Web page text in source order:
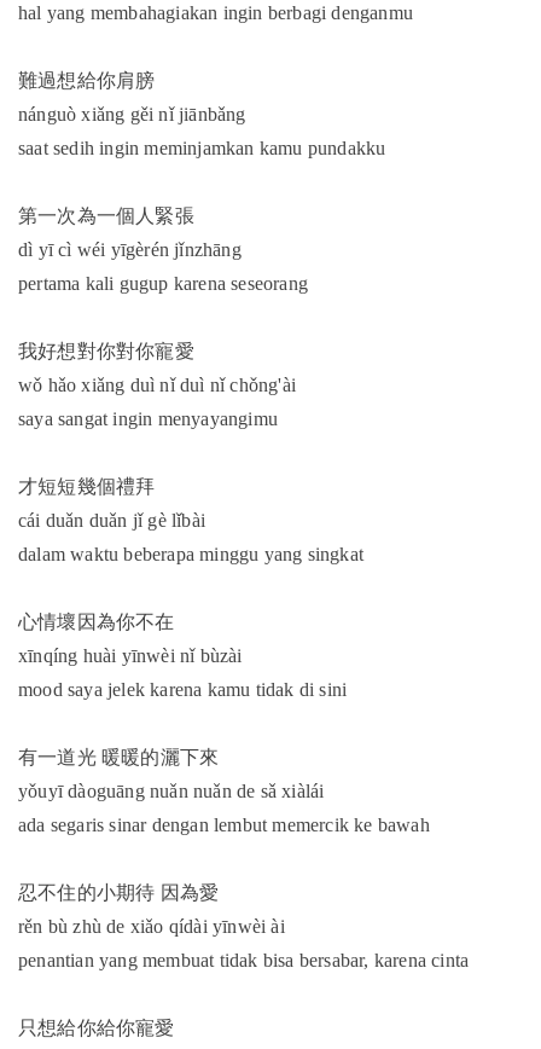
hal yang membahagiakan ingin berbagi denganmu
難過想給你肩膀
nánguò xiǎng gěi nǐ jiānbǎng
saat sedih ingin meminjamkan kamu pundakku
第一次為一個人緊張
dì yī cì wéi yīgèrén jǐnzhāng
pertama kali gugup karena seseorang
我好想對你對你寵愛
wǒ hǎo xiǎng duì nǐ duì nǐ chǒng'ài
saya sangat ingin menyayangimu
才短短幾個禮拜
cái duǎn duǎn jǐ gè lǐbài
dalam waktu beberapa minggu yang singkat
心情壞因為你不在
xīnqíng huài yīnwèi nǐ bùzài
mood saya jelek karena kamu tidak di sini
有一道光 暖暖的灑下來
yǒuyī dàoguāng nuǎn nuǎn de sǎ xiàlái
ada segaris sinar dengan lembut memercik ke bawah
忍不住的小期待 因為愛
rěn bù zhù de xiǎo qídài yīnwèi ài
penantian yang membuat tidak bisa bersabar, karena cinta
只想給你給你寵愛